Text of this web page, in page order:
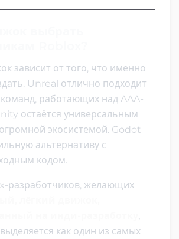
зависит от того, что именно
Unreal отлично подходит
работающих над AAA-
остаётся универсальным
экосистемой. Godot
альтернативу с
кодом.
разработчиков, желающих
,
как один из самых